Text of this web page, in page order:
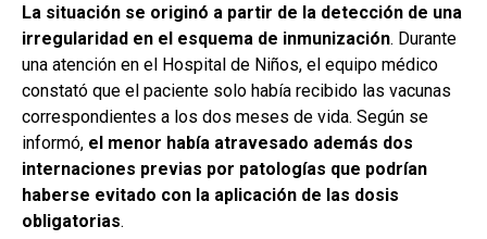
La situación se originó a partir de la detección de una
irregularidad en el esquema de inmunización. Durante
una atención en el Hospital de Niños, el equipo médico
constató que el paciente solo había recibido las vacunas
correspondientes a los dos meses de vida. Según se
informó, el menor había atravesado además dos
internaciones previas por patologías que podrían
haberse evitado con la aplicación de las dosis
obligatorias.